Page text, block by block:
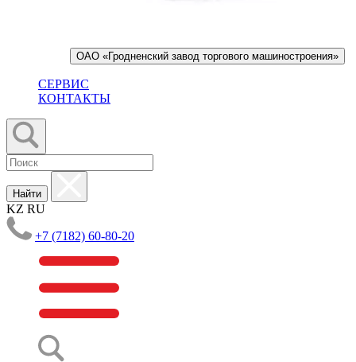
ОАО «Гродненский завод торгового машиностроения»
СЕРВИС
КОНТАКТЫ
Найти
KZ RU
+7 (7182) 60-80-20